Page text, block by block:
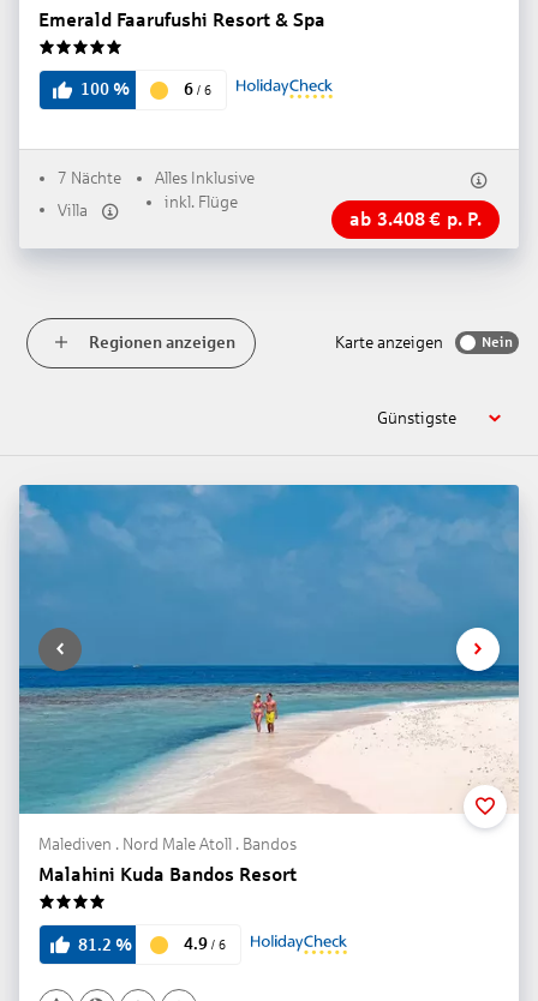
Emerald Faarufushi Resort & Spa
100% 6 / 6
7 Nächte
Alles Inklusive
Villa
inkl. Flüge
ab 3.408€ p. P.
Regionen anzeigen Karte anzeigen Nein
Günstigste
Malediven . Nord Male Atoll . Bandos
Malahini Kuda Bandos Resort
4
81.2 % 4.9 / 6